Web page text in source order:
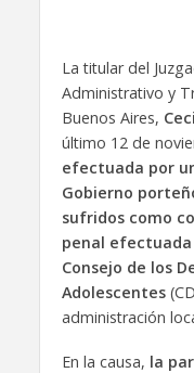
La titular del
Administrativo y
Buenos Aires,
último 12 de
efectuada por
Gobierno
sufridos como
penal
Consejo de los
Adolescentes
administración
En la causa, la